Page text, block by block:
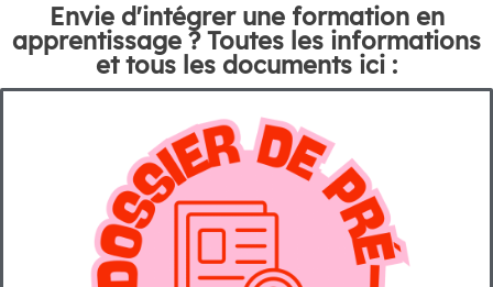
Envie d'intégrer une formation en
apprentissage ? Toutes les informations
et tous les documents ici :